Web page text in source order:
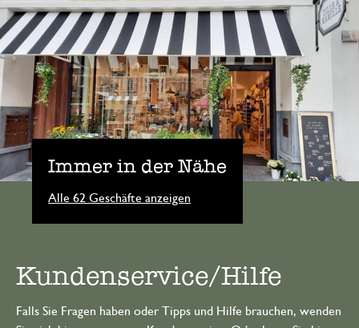
Immer in der Nähe
Alle 62 Geschäfte anzeigen
Kundenservice/Hilfe
Falls Sie Fragen haben oder Tipps und Hilfe brauchen, wenden